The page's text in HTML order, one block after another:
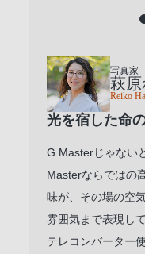
写真家
萩原
Reiko
光を宿した命
G Masterじゃない
Masterならではの
味が、その場の空
雰囲気まで表現し
テレコンバーター